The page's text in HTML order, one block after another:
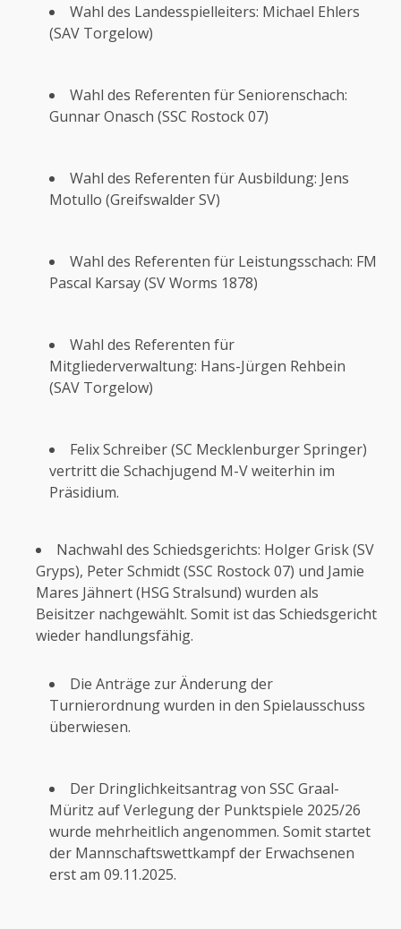
Wahl des Landesspielleiters: Michael Ehlers
(SAV Torgelow)
Wahl des Referenten für Seniorenschach:
Gunnar Onasch (SSC Rostock 07)
Wahl des Referenten für Ausbildung: Jens
Motullo (Greifswalder SV)
Wahl des Referenten für Leistungsschach: FM
Pascal Karsay (SV Worms 1878)
Wahl des Referenten für
Mitgliederverwaltung: Hans-Jürgen Rehbein
(SAV Torgelow)
Felix Schreiber (SC Mecklenburger Springer)
vertritt die Schachjugend M-V weiterhin im
Präsidium.
Nachwahl des Schiedsgerichts: Holger Grisk (SV
Gryps), Peter Schmidt (SSC Rostock 07) und Jamie
Mares Jähnert (HSG Stralsund) wurden als
Beisitzer nachgewählt. Somit ist das Schiedsgericht
wieder handlungsfähig.
Die Anträge zur Änderung der
Turnierordnung wurden in den Spielausschuss
überwiesen.
Der Dringlichkeitsantrag von SSC Graal-
Müritz auf Verlegung der Punktspiele 2025/26
wurde mehrheitlich angenommen. Somit startet
der Mannschaftswettkampf der Erwachsenen
erst am 09.11.2025.